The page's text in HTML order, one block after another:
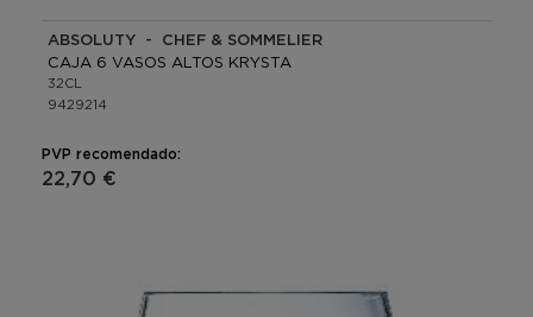
ABSOLUTY - CHEF & SOMMELIER
CAJA 6 VASOS ALTOS KRYSTA
32CL
9429214
PVP recomendado:
22,70 €